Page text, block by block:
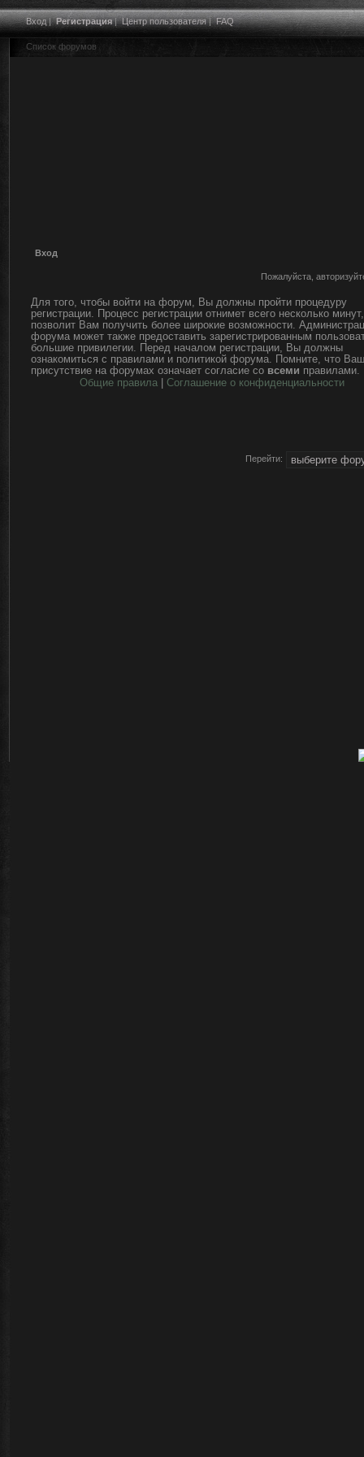
Вход|Регистрация|Центр пользователя|FAQ
Список форумов
Вход
Пожалуйста,
Для того, чтобы войти на форум, Вы должны пройти процедуру
регистрации. Процесс регистрации отнимет всего несколько
позволит Вам получить более широкие возможности.
форума может также предоставить зарегистрированным
большие привилегии. Перед началом регистрации, Вы должны
ознакомиться с правилами и политикой форума. Помните, что
присутствие на форумах означает согласие со всеми правилами.
Общие правила
Соглашение о конфиденциальности
Перейти: